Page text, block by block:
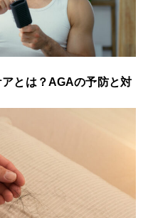
とは？AGAの予防と対